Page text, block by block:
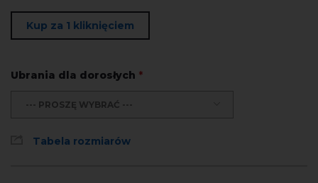
Kup za 1 kliknięciem
Ubrania dla dorosłych *
--- PROSZĘ WYBRAĆ ---
Tabela rozmiarów